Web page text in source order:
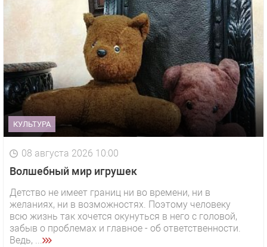
КУЛЬТУРА
08 августа 2026 10:00
Волшебный мир игрушек
Детство не имеет границ ни во времени, ни в
желаниях, ни в возможностях. Поэтому человеку
всю жизнь так хочется окунуться в него с головой,
забыв о проблемах и главное - об ответственности.
Ведь, ...